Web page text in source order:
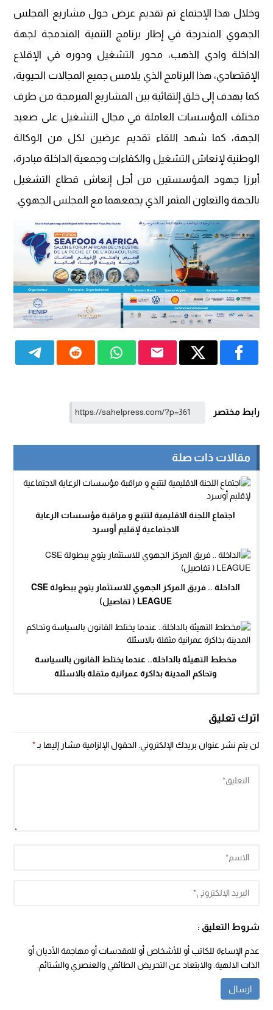
وخلال هذا الإجتماع تم تقديم عرض حول مشاريع المجلس
الجهوي المندرجة في إطار برنامج التنمية المندمجة لجهة
الداخلة وادي الذهب، محور التشغيل ودوره في الإقلاع
الإقتصادي، هذا البرنامج الذي يلامس جميع المجالات الحيوية،
كما يهدف إلى خلق إلتقائية بين المشاريع المبرمجة من طرف
مختلف المؤسسات العاملة في مجال التشغيل على صعيد
الجهة، كما شهد اللقاء تقديم عرضين لكل من الوكالة
الوطنية لإنعاش التشغيل والكفاءات وجمعية الداخلة مبادرة،
أبرزا جهود المؤسستين من أجل إنعاش قطاع التشغيل
بالجهة والتعاون المثمر الذي يجمعهما مع المجلس الجهوي.
رابط مختصر
مقالات ذات صلة
اجتماع اللجنة الاقليمية لتتبع و مراقبة مؤسسات الرعاية
الاجتماعية لإقليم أوسرد
الداخلة .. فريق المركز الجهوي للاستثمار يتوج ببطولة CSE
LEAGUE ( تفاصيل)
مخطط التهيئة بالداخلة.. عندما يختلط القانون بالسياسة
وتحاكم المدينة بذاكرة عمرانية مثقلة بالاسئلة
اترك تعليق
لن يتم نشر عنوان بريدك الإلكتروني. الحقول الإلزامية مشار إليها بـ*
شروط التعليق :
عدم الإساءة للكاتب أو للأشخاص أو للمقدسات أو مهاجمة الأديان أو
الذات الالهية. والابتعاد عن التحريض الطائفي والعنصري والشتائم.